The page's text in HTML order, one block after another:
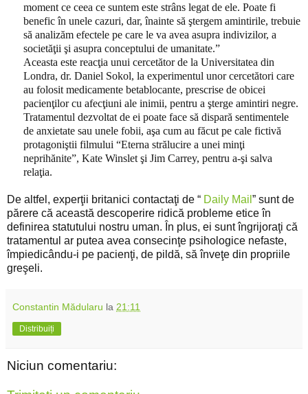
moment ce ceea ce suntem este strâns legat de ele. Poate fi
benefic în unele cazuri, dar, înainte să ştergem amintirile, trebuie
să analizăm efectele pe care le va avea asupra indivizilor, a
societăţii şi asupra conceptului de umanitate.”
Aceasta este reacţia unui cercetător de la Universitatea din
Londra, dr. Daniel Sokol, la experimentul unor cercetători care
au folosit medicamente betablocante, prescrise de obicei
pacienţilor cu afecţiuni ale inimii, pentru a şterge amintiri negre.
Tratamentul dezvoltat de ei poate face să dispară sentimentele
de anxietate sau unele fobii, aşa cum au făcut pe cale fictivă
protagoniştii filmului “Eterna strălucire a unei minţi
neprihănite”, Kate Winslet şi Jim Carrey, pentru a-şi salva
relaţia.
De altfel, experţii britanici contactaţi de “ Daily Mail ” sunt de
părere că această descoperire ridică probleme etice în
definirea statutului nostru uman. În plus, ei sunt îngrijoraţi că
tratamentul ar putea avea consecinţe psihologice nefaste,
împiedicându-i pe pacienţi, de pildă, să înveţe din propriile
greşeli.
Constantin Mădularu la 21:11
Distribuiți
Niciun comentariu: